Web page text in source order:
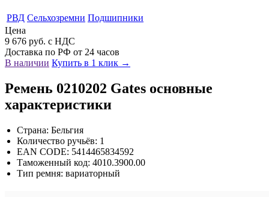
РВД Сельхозремни Подшипники
Цена
9 676 руб. с НДС
Доставка по РФ от 24 часов
В наличии Купить в 1 клик →
Ремень 0210202 Gates основные
характеристики
Страна: Бельгия
Количество ручьёв: 1
EAN CODE: 5414465834592
Таможенный код: 4010.3900.00
Тип ремня: вариаторный